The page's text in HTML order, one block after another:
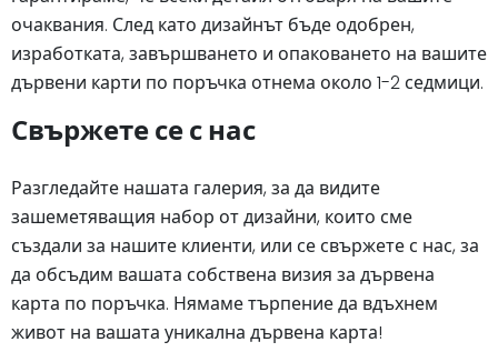
очаквания. След като дизайнът бъде одобрен,
изработката, завършването и опаковането на вашите
дървени карти по поръчка отнема около 1-2 седмици.
Свържете се с нас
Разгледайте нашата галерия, за да видите
зашеметяващия набор от дизайни, които сме
създали за нашите клиенти, или се свържете с нас, за
да обсъдим вашата собствена визия за дървена
карта по поръчка. Нямаме търпение да вдъхнем
живот на вашата уникална дървена карта!